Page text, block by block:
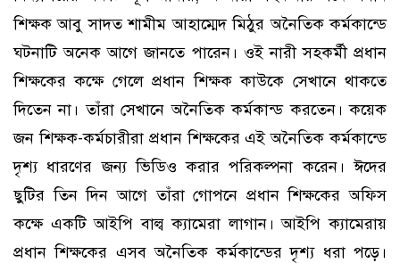
শিক্ষক আবু সাদত শামীম আহাম্মেদ মিঠুর অনৈতিক কর্মকান্ডে
ঘটনাটি অনেক আগে জানতে পারেন। ওই নারী সহকর্মী প্রধান
শিক্ষকের কক্ষে গেলে প্রধান শিক্ষক কাউকে সেখানে থাকতে
দিতেন না। তাঁরা সেখানে অনৈতিক কর্মকান্ড করতেন। কয়েক
জন শিক্ষক-কর্মচারীরা প্রধান শিক্ষকের এই অনৈতিক কর্মকান্ডে
দৃশ্য ধারণের জন্য ভিডিও করার পরিকল্পনা করেন। ঈদের
ছুটির তিন দিন আগে তাঁরা গোপনে প্রধান শিক্ষকের অফিস
কক্ষে একটি আইপি বাল্ব ক্যামেরা লাগান। আইপি ক্যামেরায়
প্রধান শিক্ষকের এসব অনৈতিক কর্মকান্ডের দৃশ্য ধরা পড়ে।